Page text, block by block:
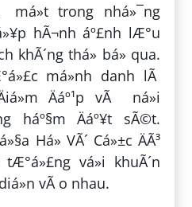
má»t trong nhá»¯ng
hÃ¬nh áº£nh lÆ°u
khÃ´ng thá» bá» qua.
má»nh danh lÃ
Äáº¹p vÃ ná»i
háº§m Äáº¥t sÃ©t.
Há» VÃ´ Cá»±c ÄÃ³
vá»i khuÃ´n
diá»n vÃ o nhau.